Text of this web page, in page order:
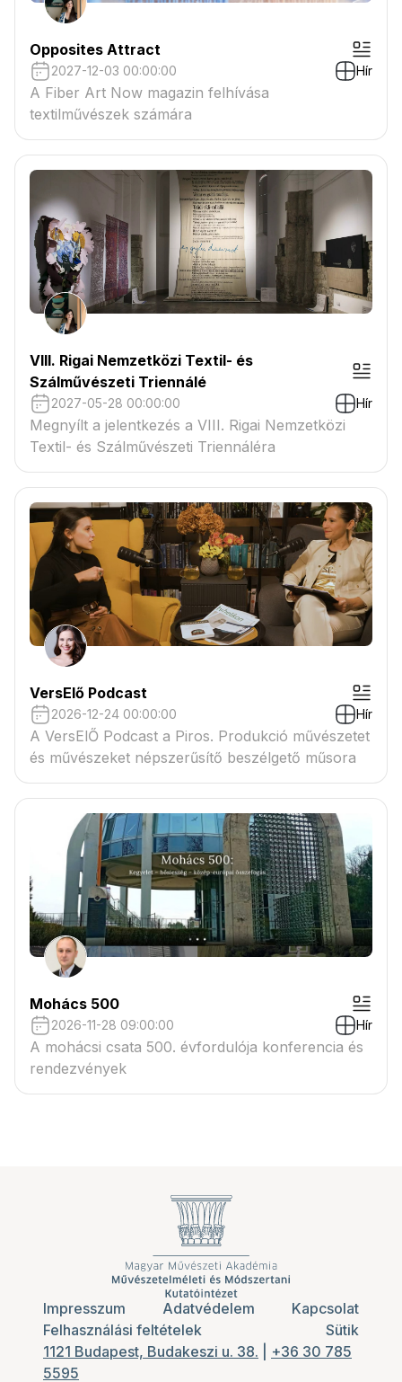
Opposites Attract
2027-12-03 00:00:00 Hír
A Fiber Art Now magazin felhívása
textilművészek számára
VIII. Rigai Nemzetközi Textil- és
Szálművészeti Triennálé
2027-05-28 00:00:00 Hír
Megnyílt a jelentkezés a VIII. Rigai Nemzetközi
Textil- és Szálművészeti Triennáléra
VersElő Podcast
2026-12-24 00:00:00 Hír
A VersElŐ Podcast a Piros. Produkció művészetet
és művészeket népszerűsítő beszélgető műsora
Mohács 500
2026-11-28 09:00:00 Hír
A mohácsi csata 500. évfordulója konferencia és
rendezvények
Impresszum Adatvédelem
Kapcsolat
Felhasználási feltételek
Sütik
1121 Budapest, Budakeszi u. 38.
+36 30 785
5595